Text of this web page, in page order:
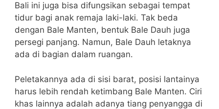
Bali ini juga bisa difungsikan sebagai tempat
tidur bagi anak remaja laki-laki. Tak beda
dengan Bale Manten, bentuk Bale Dauh juga
persegi panjang. Namun, Bale Dauh letaknya
ada di bagian dalam ruangan.
Peletakannya ada di sisi barat, posisi lantainya
harus lebih rendah ketimbang Bale Manten. Ciri
khas lainnya adalah adanya tiang penyangga di